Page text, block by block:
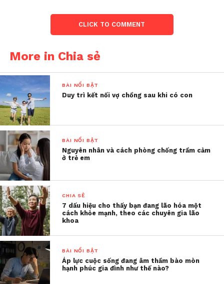
không phải tất cả đều như thế
Dĩ nhiên, trải nghiệm làm cha mẹ là một trải
nghiệm ý nghĩa, giúp nhiều người trưởng thành và
hạnh phúc. Thế nhưng, đối với một số người, việc
phải có con ở một độ tuổi nào đó có thể là một áp
lực.
Chuyên gia trị liệu Hill
chia sẻ: “Ngay từ khi còn
trẻ, chúng ta đã bị tấn
công bởi ý tưởng rằng
chúng ta cần có con”
Theo cô, tùy thuộc vào văn hóa và quá trình giáo
dục của bạn, bạn có thể tạo ra kỳ vọng về thời điểm
bạn nên bắt đầu có con, cho dù đó là ở độ tuổi 25, 30,
35 hay 40.
Hill nói: “Nếu bạn tiếp thu niềm tin đó, và cho, rằng
CLICK TO COMMENT
More in Chia sẻ
BÀI NỔI BẬT
Duy trì kết nối vợ chồng sau khi có con
BÀI NỔI BẬT
Nguyên nhân và cách phòng chống trầm cảm
ở trẻ em
CHIA SẺ
7 dấu hiệu cho thấy bạn đang lão hóa một
cách khỏe mạnh, theo các chuyên gia lão
khoa
BÀI NỔI BẬT
Áp lực cuộc sống đang âm thầm bào mòn
hạnh phúc gia đình như thế nào?